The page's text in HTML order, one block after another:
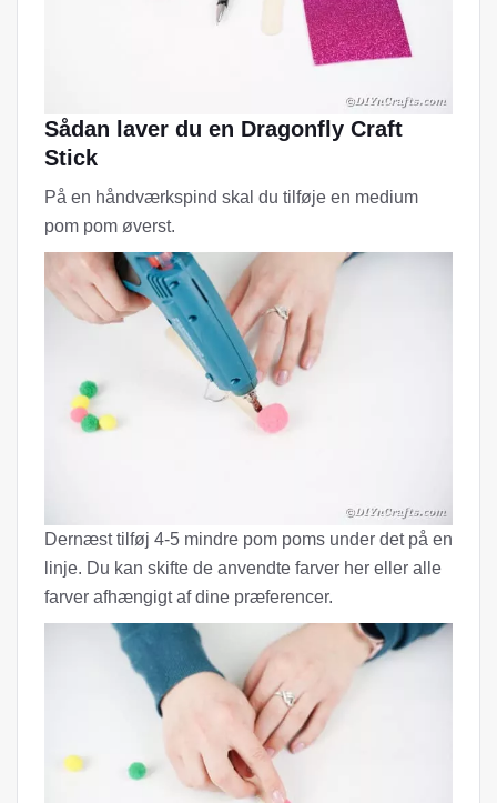
Sådan laver du en Dragonfly Craft
Stick
På en håndværkspind skal du tilføje en medium
pom pom øverst.
Dernæst tilføj 4-5 mindre pom poms under det på en
linje. Du kan skifte de anvendte farver her eller alle
farver afhængigt af dine præferencer.